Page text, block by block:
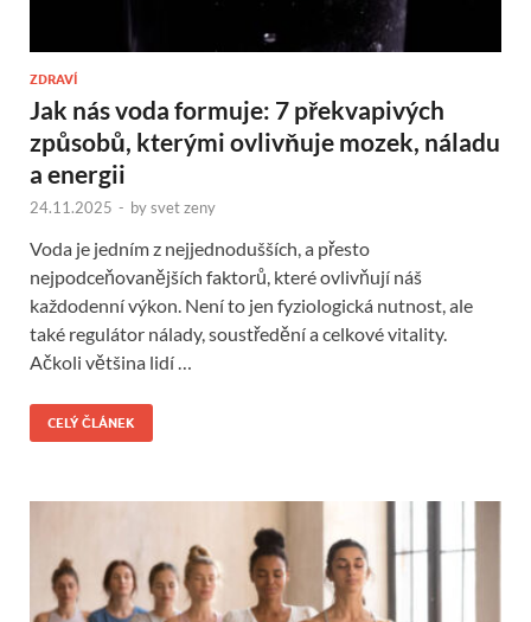
ZDRAVÍ
Jak nás voda formuje: 7 překvapivých
způsobů, kterými ovlivňuje mozek, náladu
a energii
24.11.2025 - bysvet zeny
Voda je jedním z nejjednodušších, a přesto
nejpodceňovanějších faktorů, které ovlivňují náš
každodenní výkon. Není to jen fyziologická nutnost, ale
také regulátor nálady, soustředění a celkové vitality.
Ačkoli většina lidí …
CELÝ ČLÁNEK